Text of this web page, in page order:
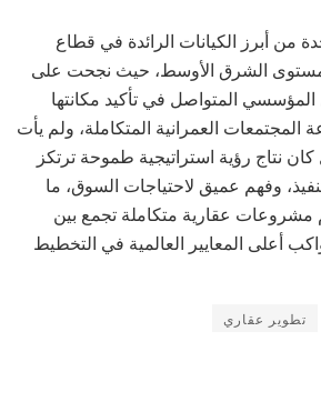
من أبرز الكيانات الرائدة في قطاع
مستوى الشرق الأوسط، حيث نجحت على
المتواصل في تأكيد مكانتها
العمرانية المتكاملة، ولم يأت
نتاج رؤية استراتيجية طموحة ترتكز
وفهم عميق لاحتياجات السوق، ما
عقارية متكاملة تجمع بين
أعلى المعايير العالمية في التخطيط
تطوير عقاري